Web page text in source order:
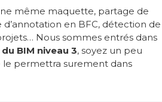
même maquette, partage de
d’annotation en BFC, détection de
Nous sommes entrés dans
BIM niveau 3, soyez un peu
le permettra surement dans